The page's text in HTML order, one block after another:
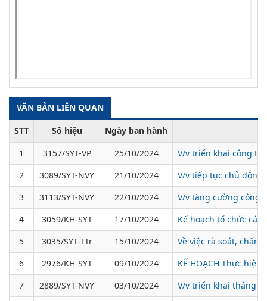
VĂN BẢN LIÊN QUAN
STT Số hiệu
Ngày ban hành
1
3157/SYT-VP 25/10/2024
V/v triển khai công
2
3089/SYT-NVY 21/10/2024
V/v tiếp tục chủ
3
3113/SYT-NVY 22/10/2024
V/v tăng cường công
4
3059/KH-SYT 17/10/2024
Kế hoạch tổ chức
5
3035/SYT-TTr 15/10/2024
Về việc rà soát, chấn
6
2976/KH-SYT 09/10/2024
KẾ HOẠCH Thực
7
2889/SYT-NVY 03/10/2024 V/v triển khai tháng